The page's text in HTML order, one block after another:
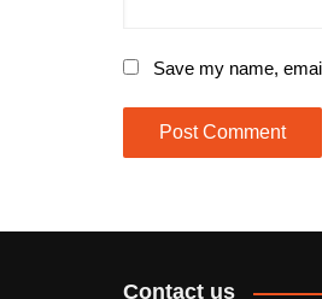
Save my name,
Contact us